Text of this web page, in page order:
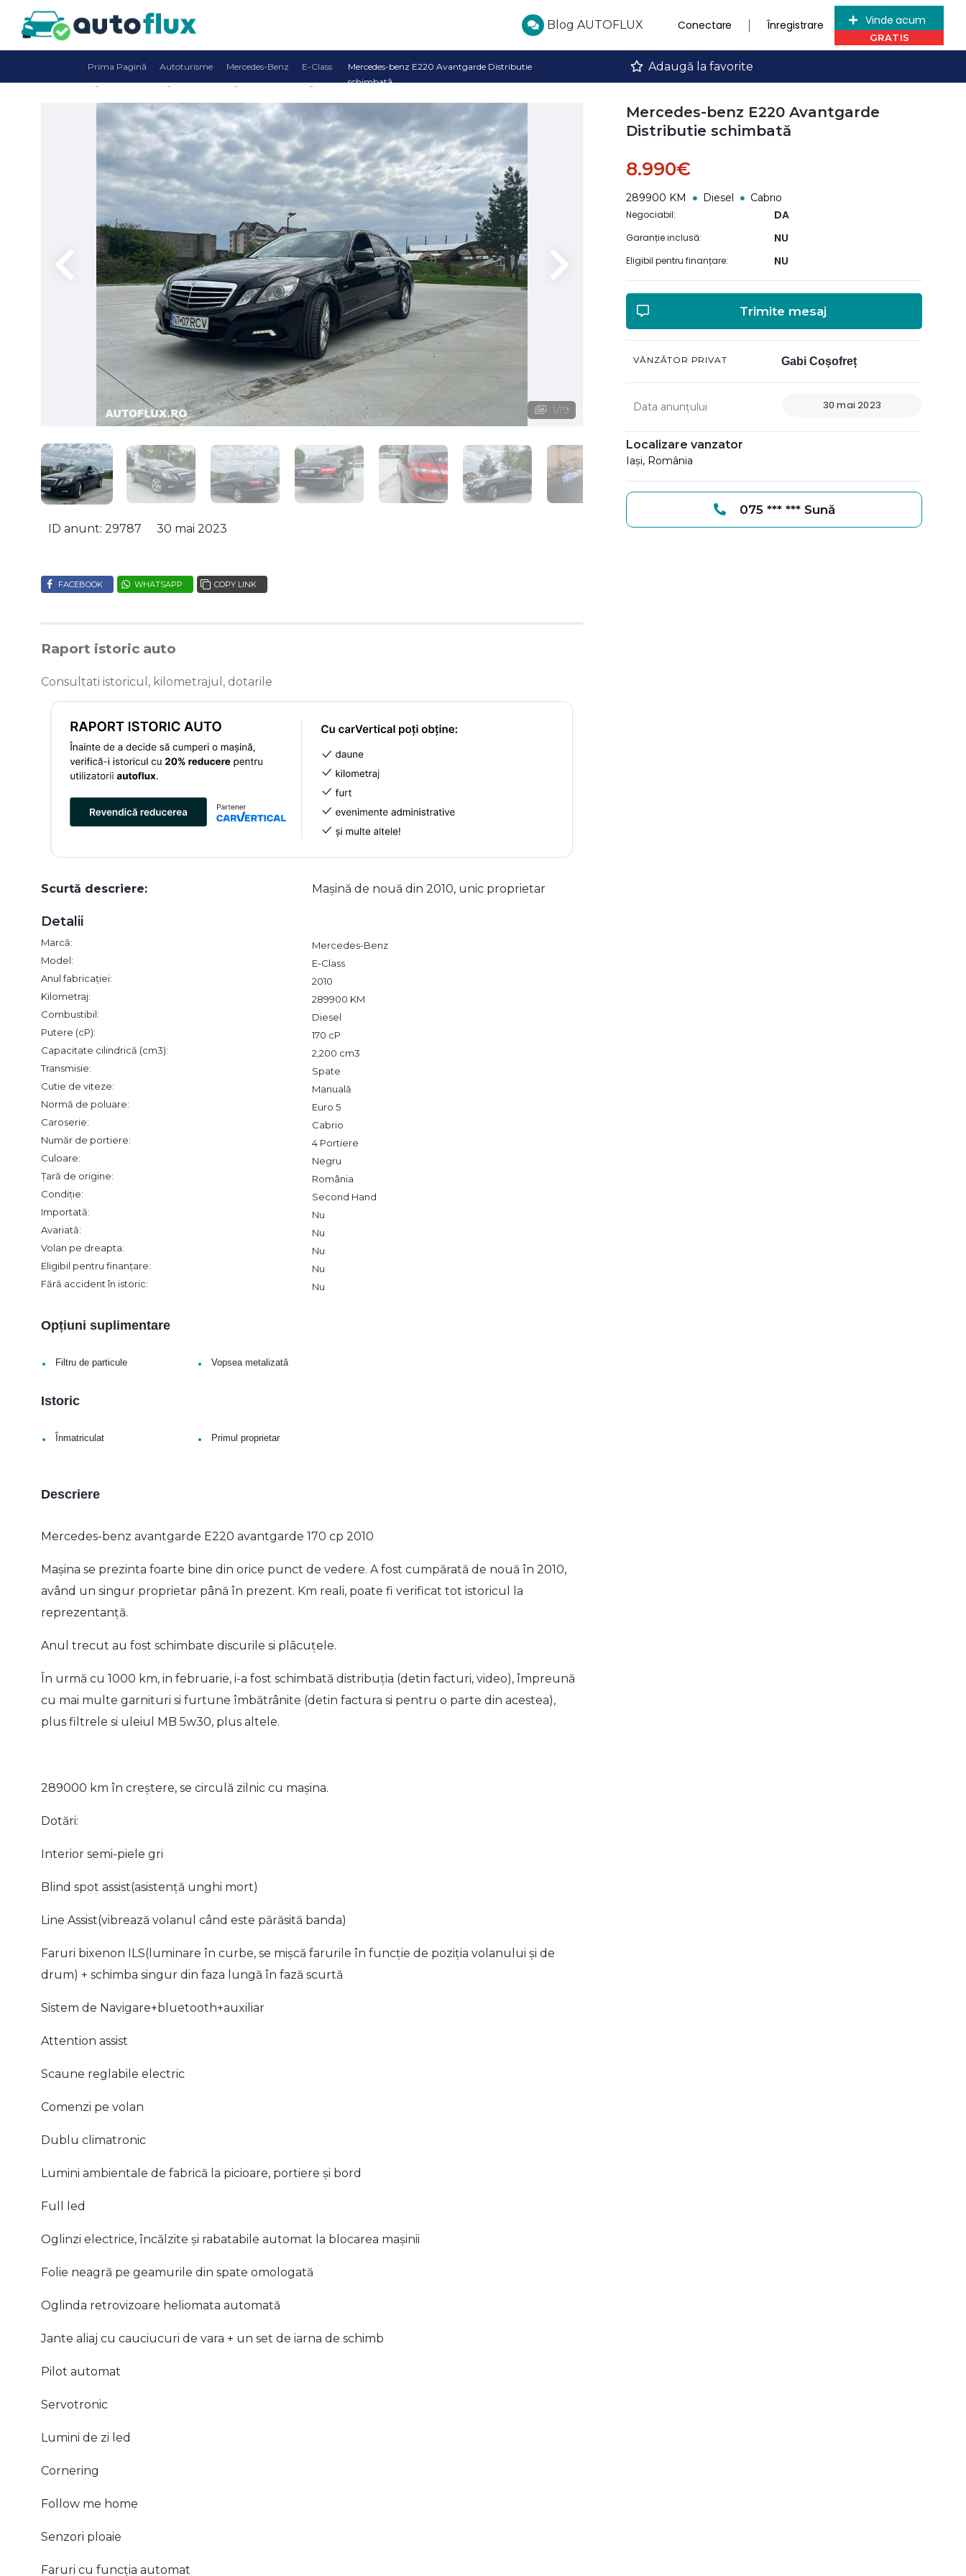
Blog AUTOFLUX Conectare Înregistrare Vinde acum
Prima Pagină Autoturisme Mercedes-Benz E-Class
Mercedes-benz E220 Avantgarde Distributie
schimbată
Adaugă la favorite
1/19
ID anunt: 29787 30 mai 2023
FACEBOOK WHATSAPP COPY LINK
Raport istoric auto
Consultati istoricul, kilometrajul, dotarile
Scurtă descriere: Mașină de nouă din 2010, unic proprietar
Detalii
Marcă:
Mercedes-Benz
Model:
E-Class
Anul fabricației:
2010
Kilometraj:
289900 KM
Combustibil:
Diesel
Putere (cP):
170 cP
Capacitate cilindrică (cm3):
2,200 cm3
Transmisie:
Spate
Cutie de viteze:
Manuală
Normă de poluare:
Euro 5
Caroserie:
Cabrio
Număr de portiere:
4 Portiere
Culoare:
Negru
Țară de origine:
România
Condiție:
Second Hand
Importată:
Nu
Avariată:
Nu
Volan pe dreapta:
Nu
Eligibil pentru finanțare:
Nu
Fără accident în istoric:
Nu
Opțiuni suplimentare
• Filtru de particule • Vopsea metalizată
Istoric
• Înmatriculat • Primul proprietar
Descriere
Mercedes-benz avantgarde E220 avantgarde 170 cp 2010
Mașina se prezinta foarte bine din orice punct de vedere. A fost cumpărată de nouă în 2010,
având un singur proprietar până în prezent. Km reali, poate fi verificat tot istoricul la
reprezentanță.
Anul trecut au fost schimbate discurile si plācuțele.
În urmă cu 1000 km, in februarie, i-a fost schimbată distribuția (detin facturi, video), împreună
cu mai multe garnituri si furtune îmbătrânite (detin factura si pentru o parte din acestea),
plus filtrele si uleiul MB 5w30, plus altele.
289000 km în creştere, se circulă zilnic cu mașina.
Dotări:
Interior semi-piele gri
Blind spot assist(asistență unghi mort)
Line Assist(vibrează volanul când este părăsită banda)
Faruri bixenon ILS(luminare în curbe, se mișcă farurile în funcție de poziția volanului și de
drum) + schimba singur din faza lungă în fază scurtă
Sistem de Navigare+bluetooth+auxiliar
Attention assist
Scaune reglabile electric
Comenzi pe volan
Dublu climatronic
Lumini ambientale de fabrică la picioare, portiere și bord
Full led
Oglinzi electrice, încălzite și rabatabile automat la blocarea mașinii
Folie neagră pe geamurile din spate omologată
Oglinda retrovizoare heliomata automată
Jante aliaj cu cauciucuri de vara + un set de iarna de schimb
Pilot automat
Servotronic
Lumini de zi led
Cornering
Follow me home
Senzori ploaie
Faruri cu funcția automat
Mercedes-benz E220 Avantgarde
Distributie schimbată
8.990€
289900 KM Diesel Cabrio
Negociabil: DA
Garanție inclusă: NU
Eligibil pentru finanțare: NU
Trimite mesaj
VÂNZĂTOR PRIVAT Gabi Coșofreț
Data anunțului 30 mai 2023
Localizare vanzator
Iași, România
075 *** *** Sună